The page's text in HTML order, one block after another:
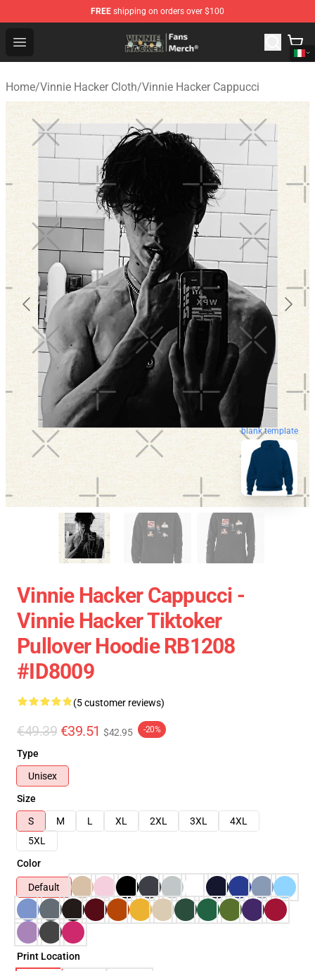
FREE shipping on orders over $100
Open menu
Vinnie Hacker Store - Official Vinnie Hacker Merchandise
Home/Vinnie Hacker Cloth/Vinnie Hacker Cappucci
blank template
Vinnie Hacker Cappucci -
Vinnie Hacker Tiktoker
Pullover Hoodie RB1208
#ID8009
(5 customer reviews)
€49.39 €39.51 $42.95 -20%
Type
Unisex
Size
S
M L XL 2XL 3XL
4XL
5XL
Color
Default
Print Location